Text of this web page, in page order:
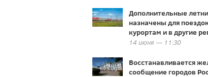
Дополнительные
назначены для
курортам и в другие
14 июня — 11:30
Восстанавливается
сообщение городов